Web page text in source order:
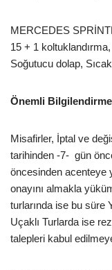
MERCEDES
15 + 1
Soğutucu dolap,
Önemli Bilgilendirme
Misafirler, İptal ve
tarihinden -7- gün
öncesinden acenteye
onayını almakla
turlarında ise bu süre
Uçaklı Turlarda ise
talepleri kabul